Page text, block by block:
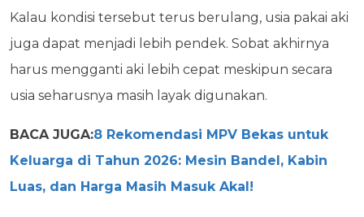
Kalau kondisi tersebut terus berulang, usia pakai aki
juga dapat menjadi lebih pendek. Sobat akhirnya
harus mengganti aki lebih cepat meskipun secara
usia seharusnya masih layak digunakan.
BACA JUGA:8 Rekomendasi MPV Bekas untuk
Keluarga di Tahun 2026: Mesin Bandel, Kabin
Luas, dan Harga Masih Masuk Akal!